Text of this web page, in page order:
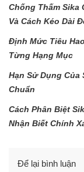
Chống Thấm Sika
Và Cách Kéo Dài
Định Mức Tiêu
Từng Hạng Mục
Hạn Sử Dụng Của
Chuẩn
Cách Phân Biệt
Nhận Biết Chính
Để lại bình luận